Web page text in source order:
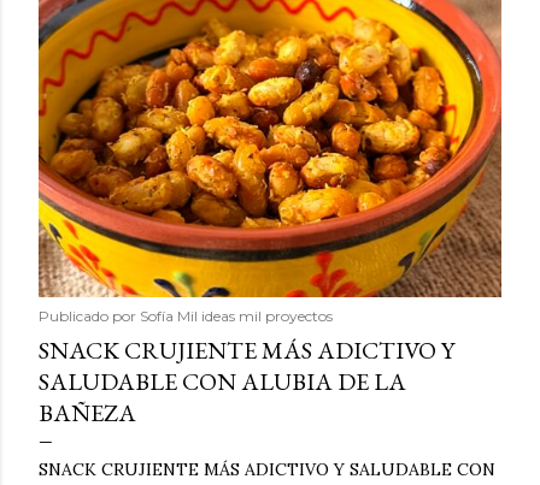
Publicado por Sofía Mil ideas mil proyectos
SNACK CRUJIENTE MÁS ADICTIVO Y
SALUDABLE CON ALUBIA DE LA
BAÑEZA
SNACK CRUJIENTE MÁS ADICTIVO Y SALUDABLE CON